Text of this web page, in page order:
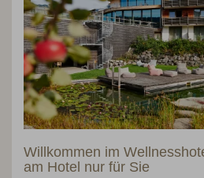
Willkommen im
am Hotel nur für Sie